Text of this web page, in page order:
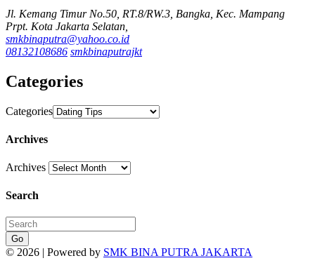
Jl. Kemang Timur No.50, RT.8/RW.3, Bangka, Kec. Mampang
Prpt. Kota Jakarta Selatan,
smkbinaputra@yahoo.co.id
08132108686 smkbinaputrajkt
Categories
Categories
Archives
Archives
Search
Go
© 2026 | Powered by SMK BINA PUTRA JAKARTA